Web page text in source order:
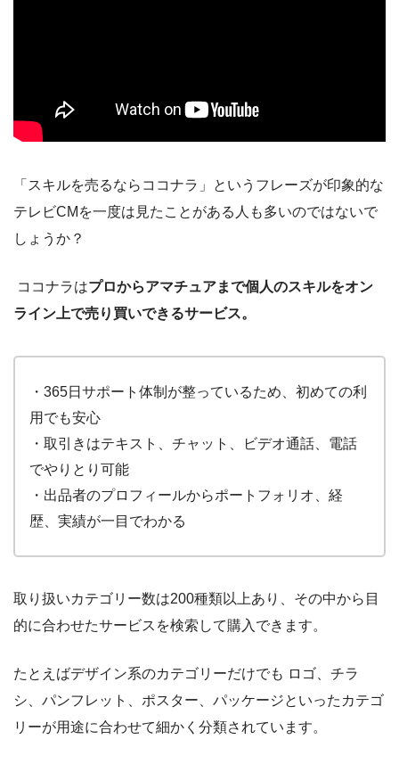
「スキルを売るならココナラ」というフレーズが印象的な
テレビCM を一度は見たことがある人も多いのではないで
しょうか？
ココナラはプロからアマチュアまで個人のスキルをオン
ライン上で売り買いできるサービス。
・365日サポート体制が整っているため、初めての利
用でも安心
・取引きはテキスト、チャット、ビデオ通話、電話
でやりとり可能
・出品者のプロフィールからポートフォリオ、経
歴、実績が一目でわかる
取り扱いカテゴリー数は200種類以上あり、その中から目
的に合わせたサービスを検索して購入できます。
たとえばデザイン系のカテゴリーだけでも ロゴ、チラ
シ、パンフレット、ポスター、パッケージといったカテゴ
リーが用途に合わせて細かく分類されています。